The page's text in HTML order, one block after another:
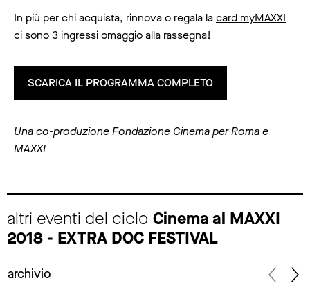
In più per chi acquista, rinnova o regala lacard myMAXXI
ci sono 3 ingressi omaggio alla rassegna!
SCARICA IL PROGRAMMA COMPLETO
Una co-produzioneFondazione Cinema per Romae
MAXXI
altri eventi del ciclo Cinema al MAXXI
2018 - EXTRA DOC FESTIVAL
archivio